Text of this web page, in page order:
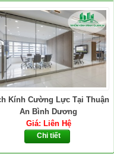
Kính Cường Lực Tại Thuận
An Bình Dương
Giá: Liên Hệ
Chi tiết